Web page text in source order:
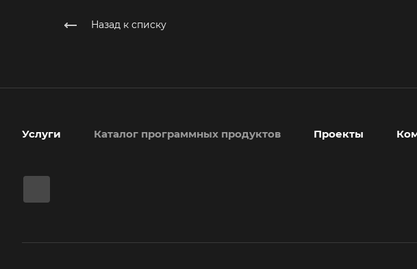
Назад к списку
Услуги Каталог программных продуктов Проекты